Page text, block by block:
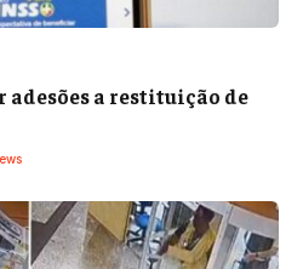
adesões a restituição de